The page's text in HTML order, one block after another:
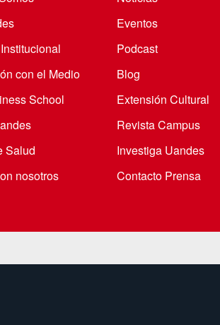
con el Medio
School
Salud
nosotros
Eventos
Podcast
Blog
Extensión Cultural
Revista Campus
Investiga Uandes
Contacto Prensa